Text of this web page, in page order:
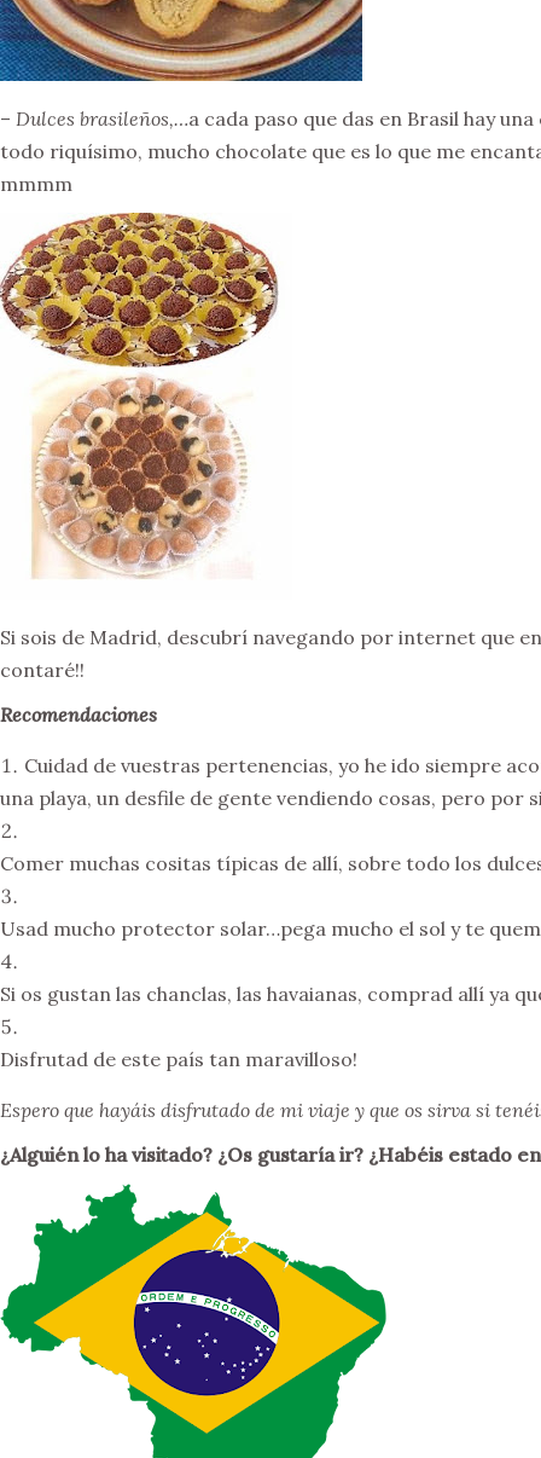
– Dulces brasileños,…a cada paso que das en Brasil hay
todo riquísimo, mucho chocolate que es lo que me
mmmm
Si sois de Madrid, descubrí navegando por internet que
contaré!!
Recomendaciones
Cuidad de vuestras pertenencias, yo he ido siempre
una playa, un desfile de gente vendiendo cosas, pero por
Comer muchas cositas típicas de allí, sobre todo los
Usad mucho protector solar…pega mucho el sol y te
Si os gustan las chanclas, las havaianas, comprad allí ya
Disfrutad de este país tan maravilloso!
Espero que hayáis disfrutado de mi viaje y que os sirva si
¿Alguién lo ha visitado? ¿Os gustaría ir? ¿Habéis estado